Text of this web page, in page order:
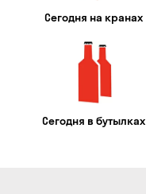
Сегодня на кранах
Сегодня в бутылках